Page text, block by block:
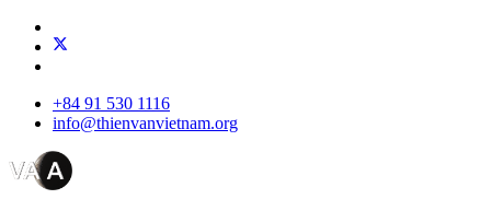
+84 91 530 1116
info@thienvanvietnam.org